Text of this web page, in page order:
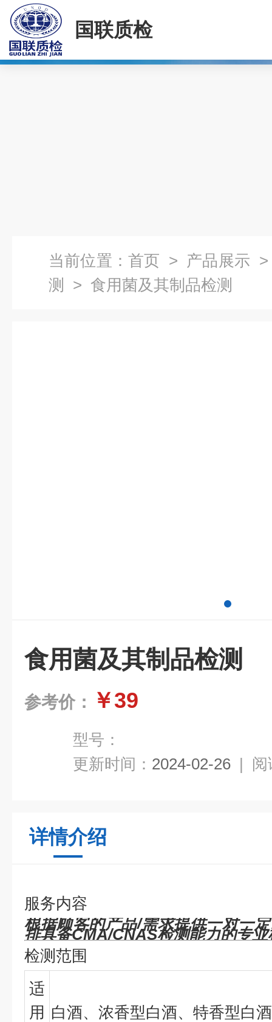
国联质检
当前位置： 首页 > 产品展示
测
> 食用菌及其制品检测
食用菌及其制品检测
参考价： ￥39
型号：
更新时间： 2024-02-26 | 阅
详情介绍
服务内容
根据顾客的产品/需求提供一对一
排具备CMA/CNAS检测能力的专
检测范围
适
用 白酒、浓香型白酒、特香型白